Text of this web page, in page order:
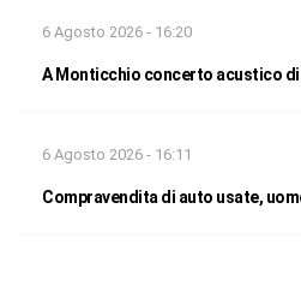
6 Agosto 2026 - 16:20
A Monticchio concerto acustico di
6 Agosto 2026 - 16:11
Compravendita di auto usate,